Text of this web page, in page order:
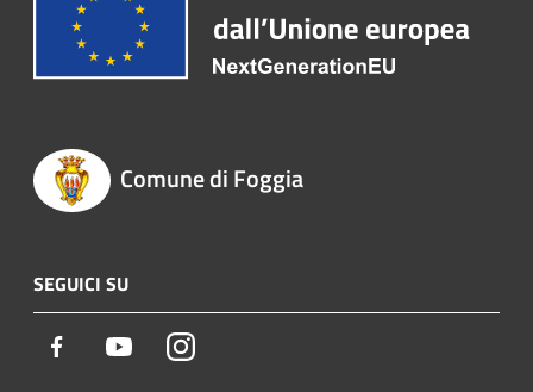
Comune di Foggia
SEGUICI SU
Facebook YoutubeInstagram